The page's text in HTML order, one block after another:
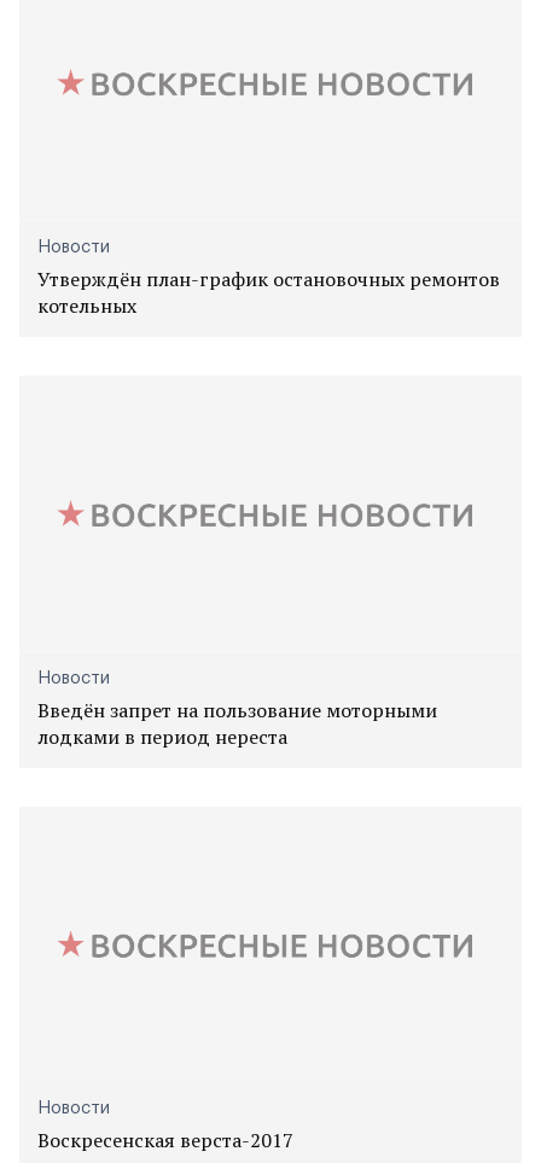
Новости
Утверждён план-график остановочных ремонтов
котельных
Новости
Введён запрет на пользование моторными
лодками в период нереста
Новости
Воскресенская верста-2017